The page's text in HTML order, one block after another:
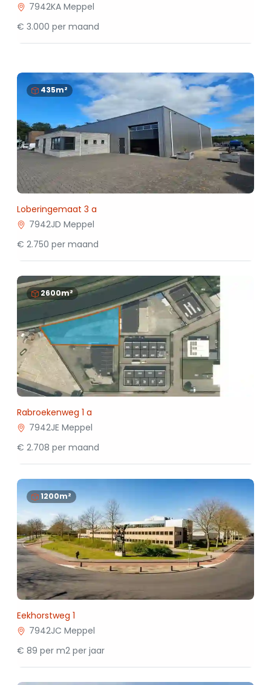
7942KA Meppel
€ 3.000 per maand
435m²
Loberingemaat 3 a
7942JD Meppel
€ 2.750 per maand
2600m²
Rabroekenweg 1 a
7942JE Meppel
€ 2.708 per maand
1200m²
Eekhorstweg 1
7942JC Meppel
€ 89 per m2 per jaar